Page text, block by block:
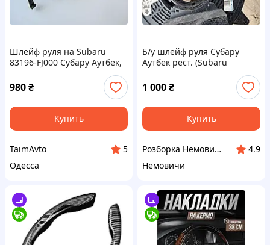
Шлейф руля на Subaru
83196-FJ000 Субару Аутбек,
980₴
Купить
TaimAvto
5
Одесса
Б/у шлейф руля Субару
Аутбек рест. (Subaru
83196AG040
1 000₴
Купить
Розборка Немовичи
4.9
Немовичи